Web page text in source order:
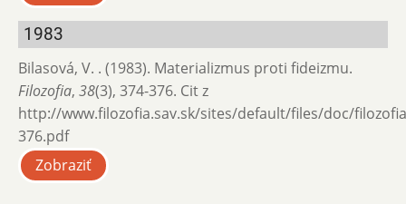
1983
Bilasová, V. . (1983). Materializmus proti fideizmu.
Filozofia, 38(3), 374-376. Cit z
http://www.filozofia.sav.sk/sites/default/files/doc/
376.pdf
Zobraziť